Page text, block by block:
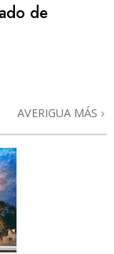
de
AVERIGUA MÁS